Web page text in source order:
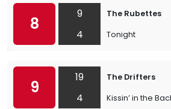
8
9
4
The Rubettes
Tonight
9
19
4
The Drifters
Kissin’ in the